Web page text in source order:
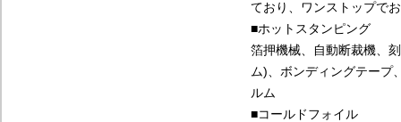
ており、ワンストップで
■ホットスタンピング
箔押機械、自動断裁機、
ム)、ボンディングテープ
ルム
■コールドフォイル